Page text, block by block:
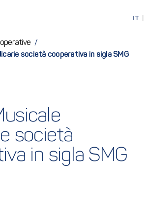
IT
/
società cooperativa in sigla SMG
società
in sigla SMG